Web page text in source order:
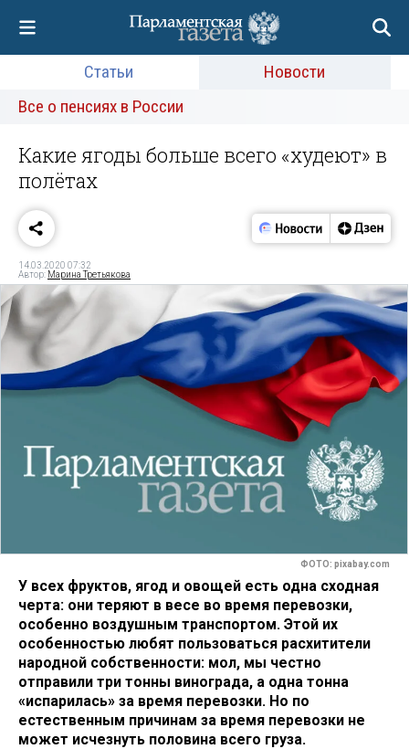
Статьи
Новости
Все о пенсиях в России
Какие ягоды больше всего «худеют» в
полётах
14.03.2020 07:32
Автор: Марина Третьякова
ФОТО: pixabay.com
У всех фруктов, ягод и овощей есть одна сходная
черта: они теряют в весе во время перевозки,
особенно воздушным транспортом. Этой их
особенностью любят пользоваться расхитители
народной собственности: мол, мы честно
отправили три тонны винограда, а одна тонна
«испарилась» за время перевозки. Но по
естественным причинам за время перевозки не
может исчезнуть половина всего груза.